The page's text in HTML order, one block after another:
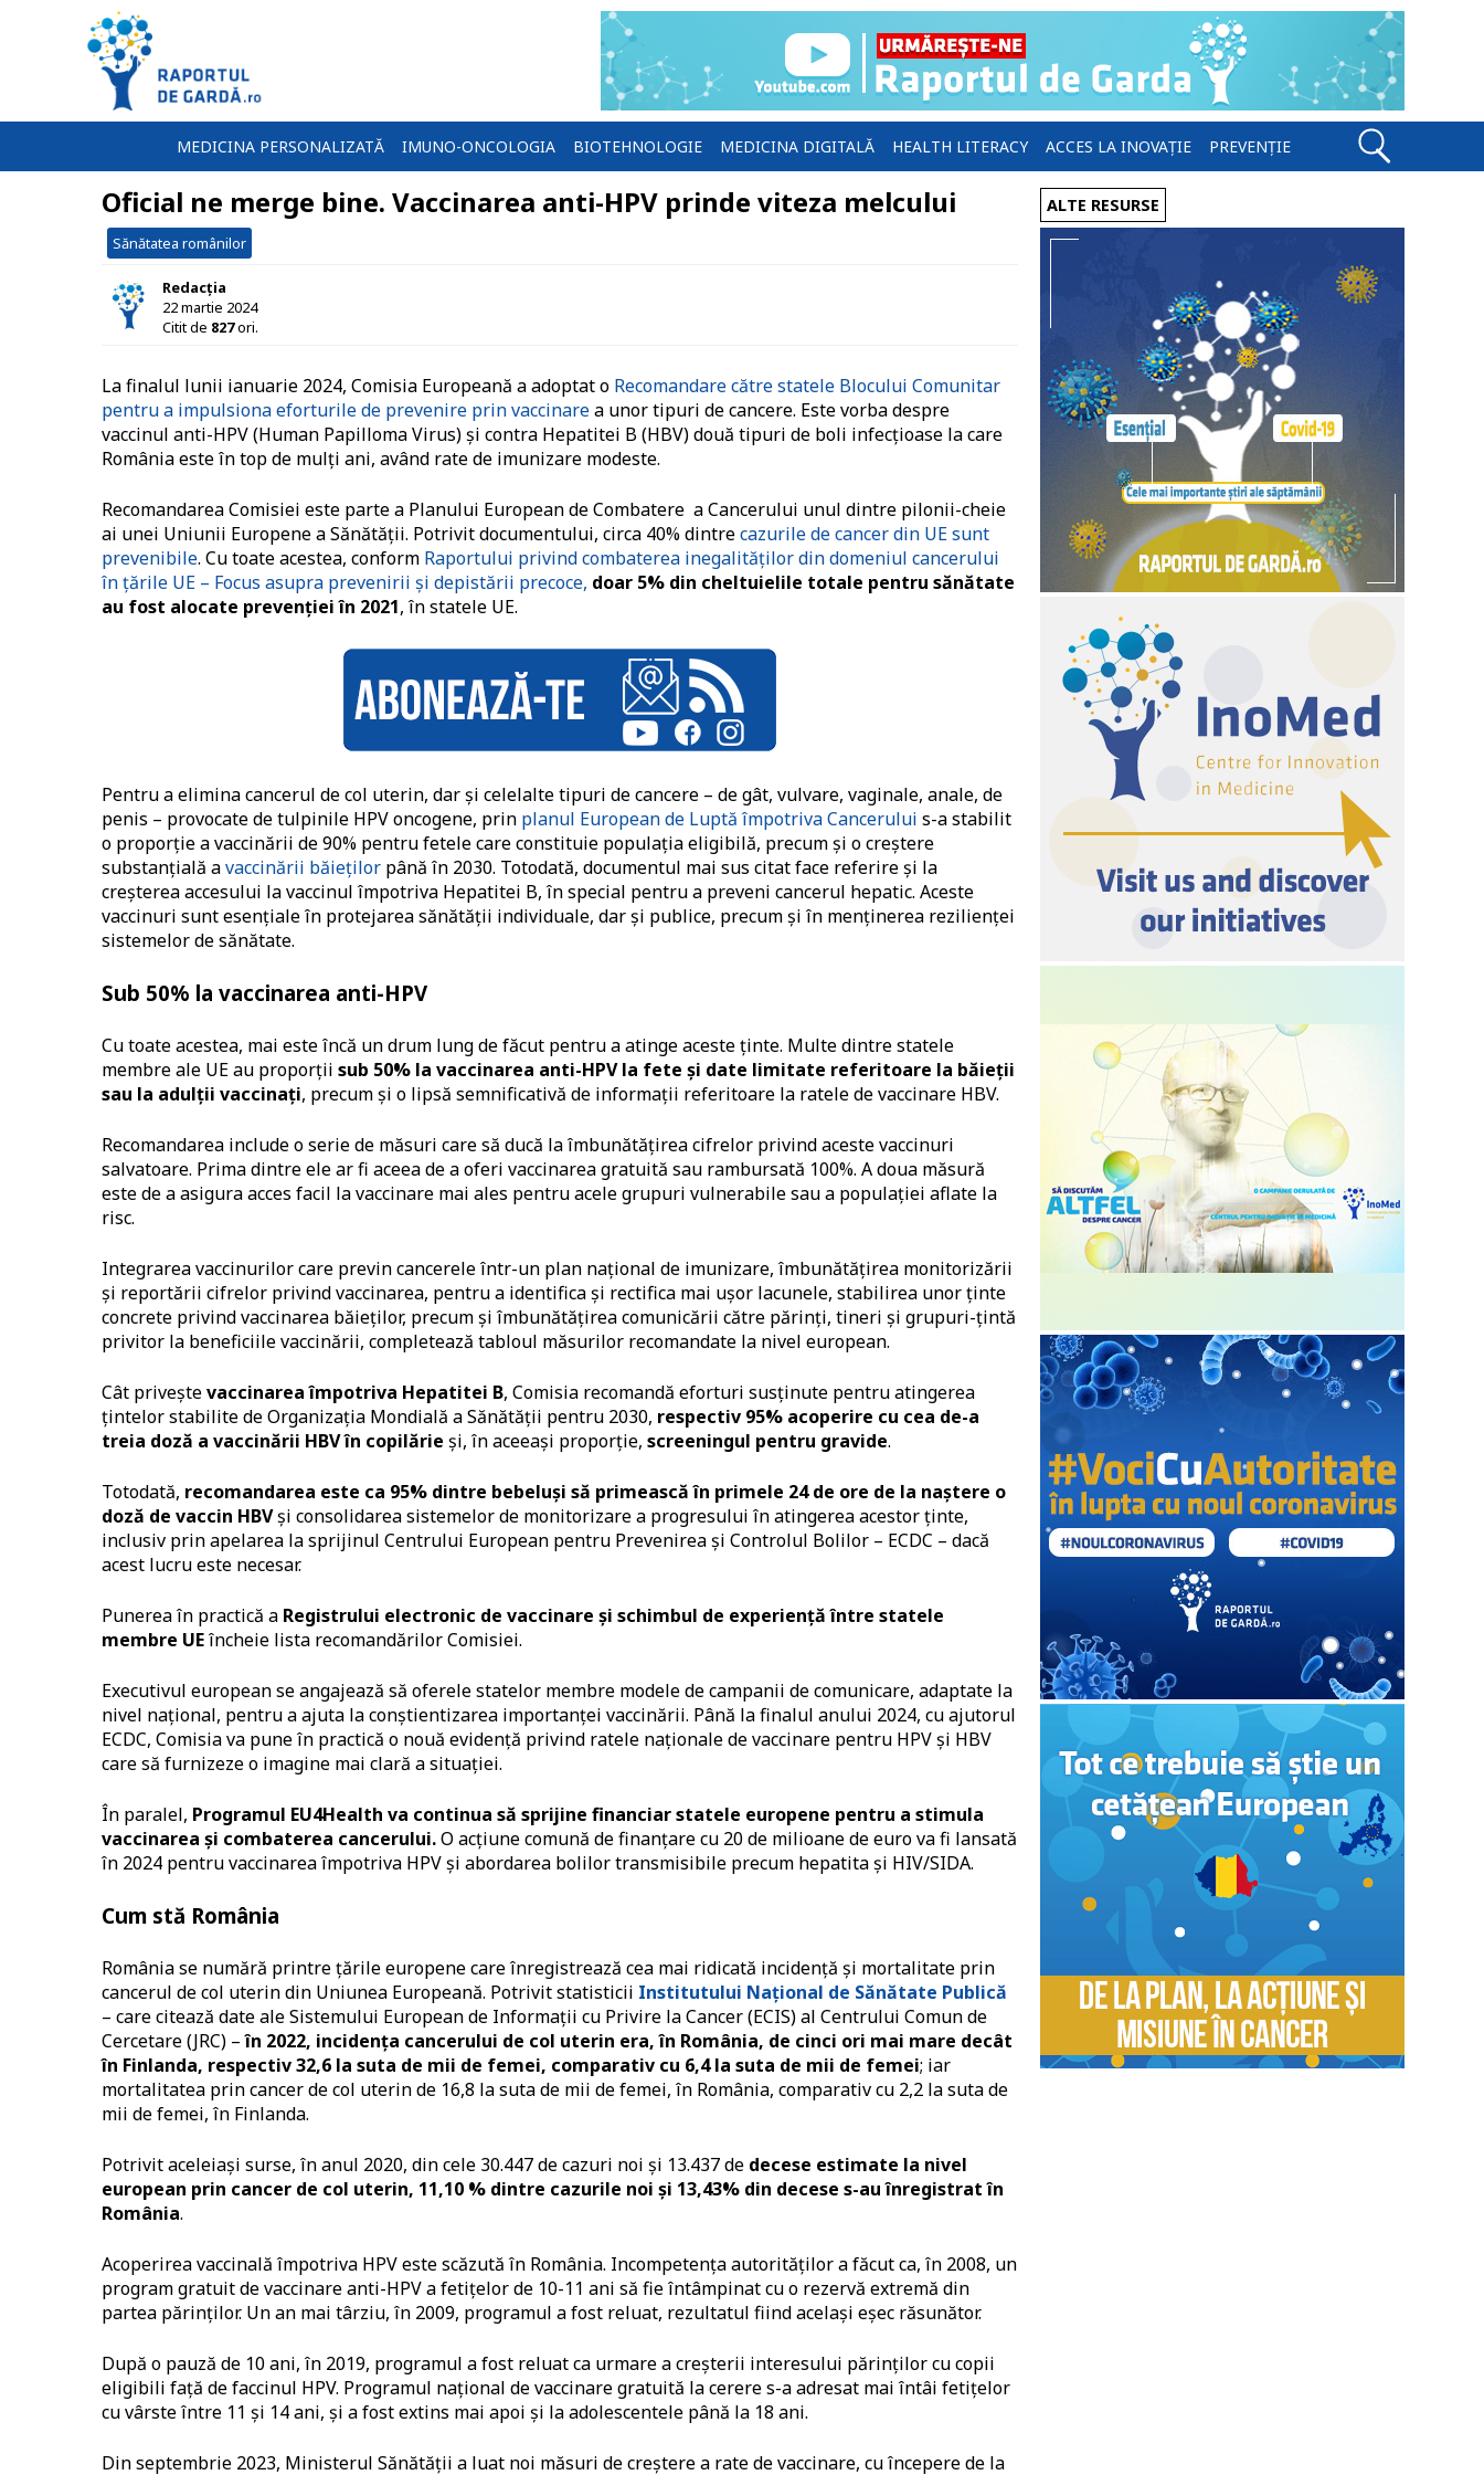
MEDICINA PERSONALIZATĂ IMUNO-ONCOLOGIA BIOTEHNOLOGIE MEDICINA DIGITALĂ HEALTH LITERACY ACCES LA INOVAȚIE PREVENȚIE
Oficial ne merge bine. Vaccinarea anti-HPV prinde viteza melcului
Sănătatea românilor
Redacția
22 martie 2024
Citit de 827ori.
La finalul lunii ianuarie 2024, Comisia Europeană a adoptat o Recomandare către statele Blocului Comunitar
pentru a impulsiona eforturile de prevenire prin vaccinarea unor tipuri de cancere. Este vorba despre
vaccinul anti-HPV (Human Papilloma Virus) și contra Hepatitei B (HBV) două tipuri de boli infecțioase la care
România este în top de mulți ani, având rate de imunizare modeste.
Recomandarea Comisiei este parte a Planului European de Combatere a Cancerului unul dintre pilonii-cheie
ai unei Uniunii Europene a Sănătății. Potrivit documentului, circa 40% dintrecazurile de cancer din UE sunt
prevenibile. Cu toate acestea, conform Raportului privind combaterea inegalităților din domeniul cancerului
în țările UE – Focus asupra prevenirii și depistării precoce, doar 5% din cheltuielile totale pentru sănătate
au fost alocate prevenției în 2021, în statele UE.
Pentru a elimina cancerul de col uterin, dar și celelalte tipuri de cancere – de gât, vulvare, vaginale, anale, de
penis – provocate de tulpinile HPV oncogene, prin planul European de Luptă împotriva Cancerului s-a stabilit
o proporție a vaccinării de 90% pentru fetele care constituie populația eligibilă, precum și o creștere
substanțială avaccinării băieților până în 2030. Totodată, documentul mai sus citat face referire și la
creșterea accesului la vaccinul împotriva Hepatitei B, în special pentru a preveni cancerul hepatic. Aceste
vaccinuri sunt esențiale în protejarea sănătății individuale, dar și publice, precum și în menținerea rezilienței
sistemelor de sănătate.
Sub 50% la vaccinarea anti-HPV
Cu toate acestea, mai este încă un drum lung de făcut pentru a atinge aceste ținte. Multe dintre statele
membre ale UE au proporții sub 50% la vaccinarea anti-HPV la fete și date limitate referitoare la băieții
sau la adulții vaccinați, precum și o lipsă semnificativă de informații referitoare la ratele de vaccinare HBV.
Recomandarea include o serie de măsuri care să ducă la îmbunătățirea cifrelor privind aceste vaccinuri
salvatoare. Prima dintre ele ar fi aceea de a oferi vaccinarea gratuită sau rambursată 100%. A doua măsură
este de a asigura acces facil la vaccinare mai ales pentru acele grupuri vulnerabile sau a populației aflate la
risc.
Integrarea vaccinurilor care previn cancerele într-un plan național de imunizare, îmbunătățirea monitorizării
și reportării cifrelor privind vaccinarea, pentru a identifica și rectifica mai ușor lacunele, stabilirea unor ținte
concrete privind vaccinarea băieților, precum și îmbunătățirea comunicării către părinți, tineri și grupuri-țintă
privitor la beneficiile vaccinării, completează tabloul măsurilor recomandate la nivel european.
Cât priveștevaccinarea împotriva Hepatitei B, Comisia recomandă eforturi susținute pentru atingerea
țintelor stabilite de Organizația Mondială a Sănătății pentru 2030, respectiv 95% acoperire cu cea de-a
treia doză a vaccinării HBV în copilărie și, în aceeași proporție, screeningul pentru gravide.
Totodată, recomandarea este ca 95% dintre bebeluși să primească în primele 24 de ore de la naștere o
doză de vaccin HBVși consolidarea sistemelor de monitorizare a progresului în atingerea acestor ținte,
inclusiv prin apelarea la sprijinul Centrului European pentru Prevenirea și Controlul Bolilor – ECDC – dacă
acest lucru este necesar.
Punerea în practică a Registrului electronic de vaccinare și schimbul de experiență între statele
membre UEîncheie lista recomandărilor Comisiei.
Executivul european se angajează să oferele statelor membre modele de campanii de comunicare, adaptate la
nivel național, pentru a ajuta la conștientizarea importanței vaccinării. Până la finalul anului 2024, cu ajutorul
ECDC, Comisia va pune în practică o nouă evidență privind ratele naționale de vaccinare pentru HPV și HBV
care să furnizeze o imagine mai clară a situației.
În paralel, Programul EU4Health va continua să sprijine financiar statele europene pentru a stimula
vaccinarea și combaterea cancerului.O acțiune comună de finanțare cu 20 de milioane de euro va fi lansată
în 2024 pentru vaccinarea împotriva HPV și abordarea bolilor transmisibile precum hepatita și HIV/SIDA.
Cum stă România
România se numără printre țările europene care înregistrează cea mai ridicată incidență și mortalitate prin
cancerul de col uterin din Uniunea Europeană. Potrivit statisticii Institutului Național de Sănătate Publică
– care citează date ale Sistemului European de Informații cu Privire la Cancer (ECIS) al Centrului Comun de
Cercetare (JRC) –în 2022, incidența cancerului de col uterin era, în România, de cinci ori mai mare decât
în Finlanda, respectiv 32,6 la suta de mii de femei, comparativ cu 6,4 la suta de mii de femei; iar
mortalitatea prin cancer de col uterin de 16,8 la suta de mii de femei, în România, comparativ cu 2,2 la suta de
mii de femei, în Finlanda.
Potrivit aceleiași surse, în anul 2020, din cele 30.447 de cazuri noi şi 13.437 de decese estimate la nivel
european prin cancer de col uterin, 11,10 % dintre cazurile noi şi 13,43% din decese s-au înregistrat în
România.
Acoperirea vaccinală împotriva HPV este scăzută în România. Incompetența autorităților a făcut ca, în 2008, un
program gratuit de vaccinare anti-HPV a fetițelor de 10-11 ani să fie întâmpinat cu o rezervă extremă din
partea părinților. Un an mai târziu, în 2009, programul a fost reluat, rezultatul fiind același eșec răsunător.
După o pauză de 10 ani, în 2019, programul a fost reluat ca urmare a creșterii interesului părinților cu copii
eligibili față de faccinul HPV. Programul național de vaccinare gratuită la cerere s-a adresat mai întâi fetițelor
cu vârste între 11 și 14 ani, și a fost extins mai apoi și la adolescentele până la 18 ani.
Din septembrie 2023, Ministerul Sănătății a luat noi măsuri de creștere a rate de vaccinare, cu începere de la
ALTE RESURSE